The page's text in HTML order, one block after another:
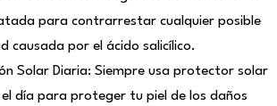
para contrarrestar cualquier posible
causada por el ácido salicílico.
Solar Diaria: Siempre usa protector solar
día para proteger tu piel de los daños